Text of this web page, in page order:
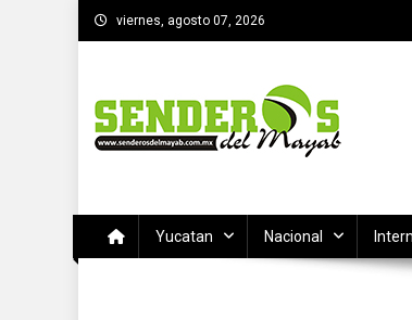
Saltar
al
viernes, agosto 07, 2026
Yucatan Nacional